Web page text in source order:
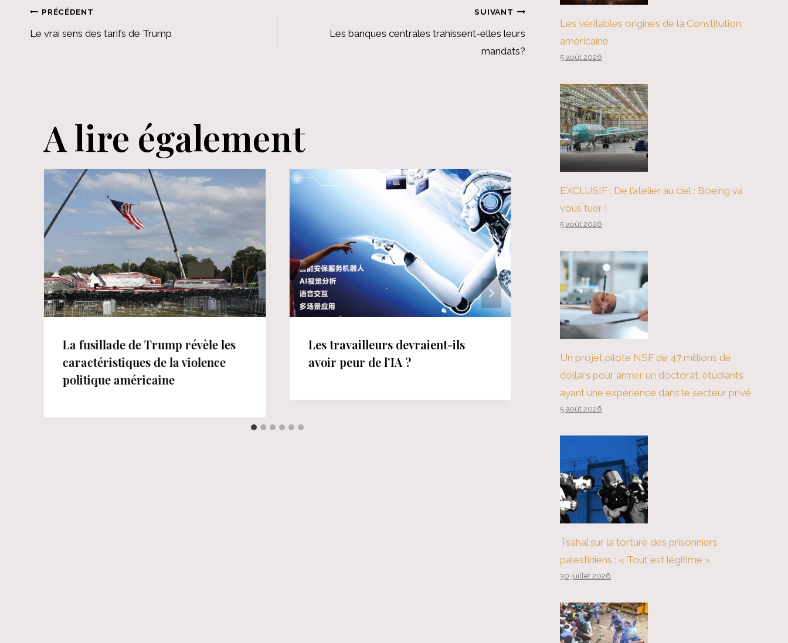
Navigation
PRÉCÉDENT
Le vrai sens des tarifs de Trump
SUIVANT
Les banques centrales trahissent-elles leurs
mandats?
A lire également
La fusillade de Trump révèle les
caractéristiques de la violence
politique américaine
Les travailleurs devraient-ils
avoir peur de l’IA ?
Le casse-tête de l'immigration
dans les pays riches
Les véritables origines de la Constitution
américaine
5 août 2026
EXCLUSIF : De l’atelier au ciel : Boeing va
vous tuer !
5 août 2026
Un projet pilote NSF de 47 millions de
dollars pour armer un doctorat. étudiants
ayant une expérience dans le secteur privé
5 août 2026
Tsahal sur la torture des prisonniers
palestiniens : « Tout est légitime »
30 juillet 2026